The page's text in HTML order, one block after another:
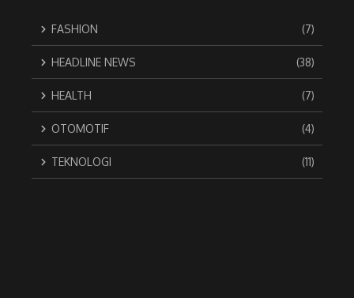
FASHION (7)
HEADLINE NEWS (38)
HEALTH (7)
OTOMOTIF (4)
TEKNOLOGI (11)